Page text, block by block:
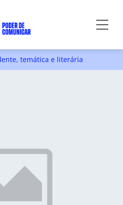
temática e literária